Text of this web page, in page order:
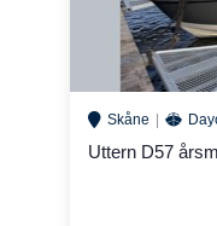
Skåne
Uttern D57